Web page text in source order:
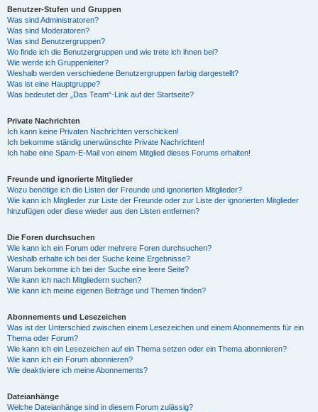
Benutzer-Stufen und Gruppen
Was sind Administratoren?
Was sind Moderatoren?
Was sind Benutzergruppen?
Wo finde ich die Benutzergruppen und wie trete ich ihnen bei?
Wie werde ich Gruppenleiter?
Weshalb werden verschiedene Benutzergruppen farbig dargestellt?
Was ist eine Hauptgruppe?
Was bedeutet der „Das Team“-Link auf der Startseite?
Private Nachrichten
Ich kann keine Privaten Nachrichten verschicken!
Ich bekomme ständig unerwünschte Private Nachrichten!
Ich habe eine Spam-E-Mail von einem Mitglied dieses Forums erhalten!
Freunde und ignorierte Mitglieder
Wozu benötige ich die Listen der Freunde und ignorierten Mitglieder?
Wie kann ich Mitglieder zur Liste der Freunde oder zur Liste der ignorierten Mitglieder
hinzufügen oder diese wieder aus den Listen entfernen?
Die Foren durchsuchen
Wie kann ich ein Forum oder mehrere Foren durchsuchen?
Weshalb erhalte ich bei der Suche keine Ergebnisse?
Warum bekomme ich bei der Suche eine leere Seite?
Wie kann ich nach Mitgliedern suchen?
Wie kann ich meine eigenen Beiträge und Themen finden?
Abonnements und Lesezeichen
Was ist der Unterschied zwischen einem Lesezeichen und einem Abonnements für ein
Thema oder Forum?
Wie kann ich ein Lesezeichen auf ein Thema setzen oder ein Thema abonnieren?
Wie kann ich ein Forum abonnieren?
Wie deaktiviere ich meine Abonnements?
Dateianhänge
Welche Dateianhänge sind in diesem Forum zulässig?